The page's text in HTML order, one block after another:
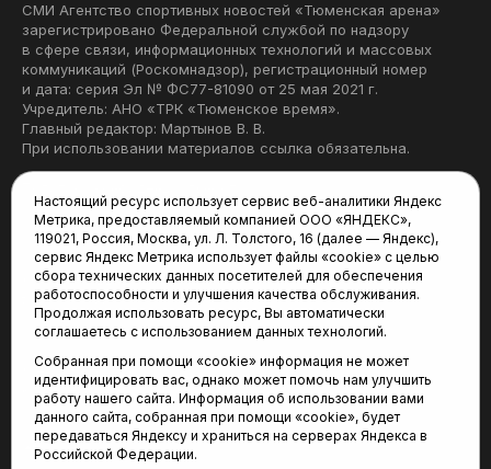
СМИ Агентство спортивных новостей «Тюменская арена»
зарегистрировано Федеральной службой по надзору
в сфере связи, информационных технологий и массовых
коммуникаций (Роскомнадзор), регистрационный номер
и дата: серия Эл № ФС77-81090 от 25 мая 2021 г.
Учредитель: АНО «ТРК «Тюменское время».
Главный редактор: Мартынов В. В.
При использовании материалов ссылка обязательна.
Редакция:
625035, Тюмень, пр. Геологоразведчиков, 28А
(3452) 68-22-28
tum-arena@mail.ru
Отдел продаж:
(3452) 68-89-78
kotovaev@sibinformburo.ru
Настоящий ресурс использует сервис веб-аналитики Яндекс
Метрика, предоставляемый компанией ООО «ЯНДЕКС»,
119021, Россия, Москва, ул. Л. Толстого, 16 (далее — Яндекс),
сервис Яндекс Метрика использует файлы «cookie» с целью
сбора технических данных посетителей для обеспечения
работоспособности и улучшения качества обслуживания.
Продолжая использовать ресурс, Вы автоматически
соглашаетесь с использованием данных технологий.
Собранная при помощи «cookie» информация не может
идентифицировать вас, однако может помочь нам улучшить
работу нашего сайта. Информация об использовании вами
данного сайта, собранная при помощи «cookie», будет
передаваться Яндексу и храниться на серверах Яндекса в
Российской Федерации.